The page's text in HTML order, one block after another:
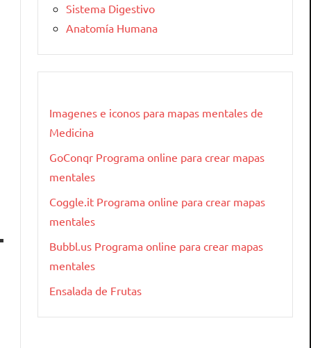
Sistema Digestivo
Anatomía Humana
Imagenes e iconos para mapas mentales de
Medicina
GoConqr Programa online para crear mapas
mentales
Coggle.it Programa online para crear mapas
mentales
Bubbl.us Programa online para crear mapas
mentales
Ensalada de Frutas